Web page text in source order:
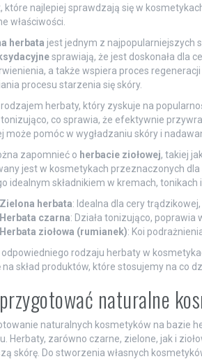
które najlepiej sprawdzają się w
właściwości.
herbata jest jednym z najpopularniejszych
sprawiają, że jest doskonała dla
a także wspiera proces
procesu starzenia się skóry.
herbaty, który zyskuje na
tonizująco, co sprawia, że efektywnie
może pomóc w wygładzaniu skóry i
zapomnieć o herbacie ziołowej, takiej
jest w kosmetykach przeznaczonych
idealnym składnikiem w kremach, tonikach
Zielona herbata: Idealna dla cery
Herbata czarna: Działa tonizująco, poprawia
Herbata ziołowa (rumianek): Koi
odpowiedniego rodzaju herbaty w
na skład produktów, które stosujemy na co
naturalne
naturalnych kosmetyków na bazie
Herbaty, zarówno czarne, zielone, jak i
skórę. Do stworzenia własnych